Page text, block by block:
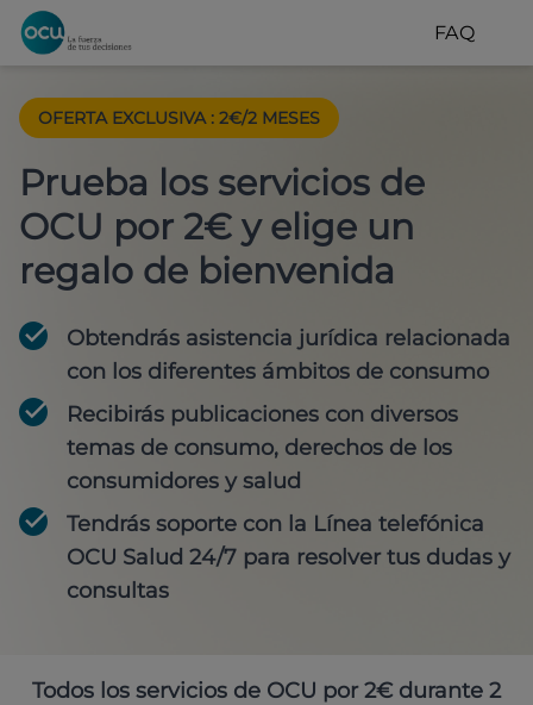
FAQ
OFERTA EXCLUSIVA : 2€/2 MESES
Prueba los servicios de
OCU por 2€ y elige un
regalo de bienvenida
Obtendrás asistencia jurídica relacionada
con los diferentes ámbitos de consumo
Recibirás publicaciones con diversos
temas de consumo, derechos de los
consumidores y salud
Tendrás soporte con la Línea telefónica
OCU Salud 24/7 para resolver tus dudas y
consultas
Todos los servicios de OCU por 2€ durante 2